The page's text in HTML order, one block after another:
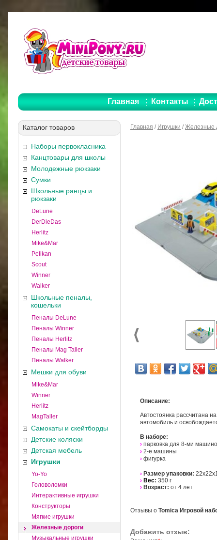
Главная Контакты
Каталог товаров
Наборы первокласника
Канцтовары для школы
Молодежные рюкзаки
Сумки
Школьные ранцы и
рюкзаки
DeLune
DerDieDas
Herlitz
Mike&Mar
Pelikan
Scout
Winner
Walker
Школьные пеналы,
кошельки
Пеналы DeLune
Пеналы Winner
Пеналы Herlitz
Пеналы Mag Taller
Пеналы Walker
Мешки для обуви
Mike&Mar
Winner
Herlitz
MagTaller
Самокаты и скейтборды
Детские коляски
Детская мебель
Игрушки
Yo-Yo
Головоломки
Интерактивные игрушки
Конструкторы
Мягкие игрушки
Железные дороги
Музыкальные игрушки
Главная / Игрушки /Железные
Описание:
Автостоянка рассчитана
автомобиль и
В наборе:
› парковка для 8-ми
› 2-е машины
› фигурка
› Размер упаковки:
› Вес: 350 г
› Возраст: от 4 лет
Отзывы о Tomica Игровой
Добавить отзыв: